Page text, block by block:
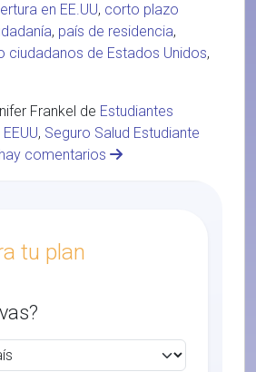
en EE.UU, corto plazo
, país de residencia,
ciudadanos de Estados Unidos,
Frankel de Estudiantes
, Seguro Salud Estudiante
comentarios
tu plan